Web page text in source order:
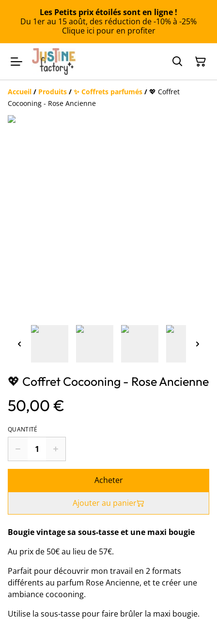
Les Petits prix étoilés sont en ligne !
Du 1er au 15 août, des réduction de -10% à -25%
Clique ici pour en profiter
Accueil / Produits / ✨ Coffrets parfumés / 💖 Coffret
Cocooning - Rose Ancienne
💖 Coffret Cocooning - Rose Ancienne
50,00 €
QUANTITÉ
Acheter
Ajouter au panier
Bougie vintage sa sous-tasse et une maxi bougie
Au prix de 50€ au lieu de 57€.
Parfait pour découvrir mon travail en 2 formats
différents au parfum Rose Ancienne, et te créer une
ambiance cocooning.
Utilise la sous-tasse pour faire brûler la maxi bougie.